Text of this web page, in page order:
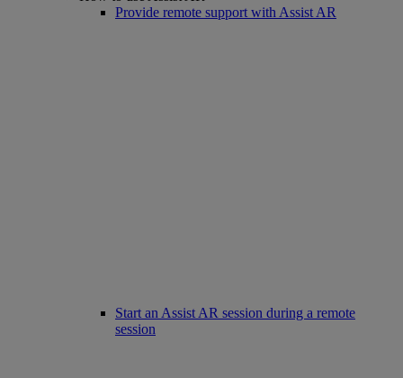
Provide remote support with Assist AR
Start an Assist AR session during a remote
session